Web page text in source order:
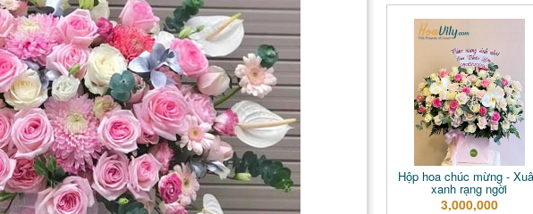
Hộp hoa chúc mừng -
xanh rạng ngời
3,000,000